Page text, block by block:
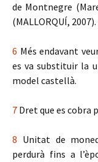
de Montnegre
(MALLORQUÍ, 2007).
6 Més endavant
es va substituir la
model castellà.
7 Dret que es cobra
8 Unitat de
perdurà fins a